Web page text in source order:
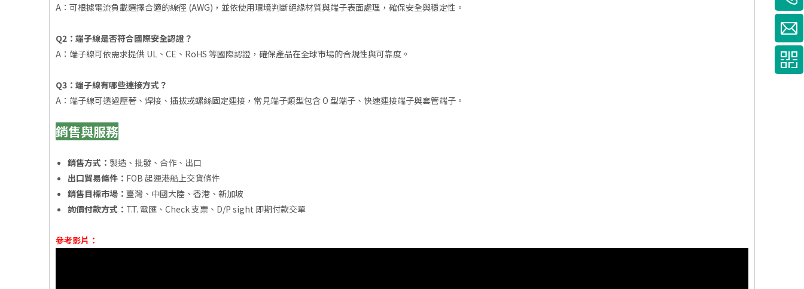
A：可根據電流負載選擇合適的線徑 (AWG)，並依使用環境判斷絕緣材質與端子表面處理，確保安全與穩定性。
Q2：端子線是否符合國際安全認證？
A：端子線可依需求提供 UL、CE、RoHS 等國際認證，確保產品在全球市場的合規性與可靠度。
Q3：端子線有哪些連接方式？
A：端子線可透過壓著、焊接、插拔或螺絲固定連接，常見端子類型包含 O 型端子、快速連接端子與套管端子。
銷售與服務
銷售方式： 製造、批發、合作、出口
出口貿易條件： FOB 起運港船上交貨條件
銷售目標市場： 臺灣、中國大陸、香港、新加坡
詢價付款方式： T.T. 電匯、Check 支票、D/P sight 即期付款交單
參考影片：